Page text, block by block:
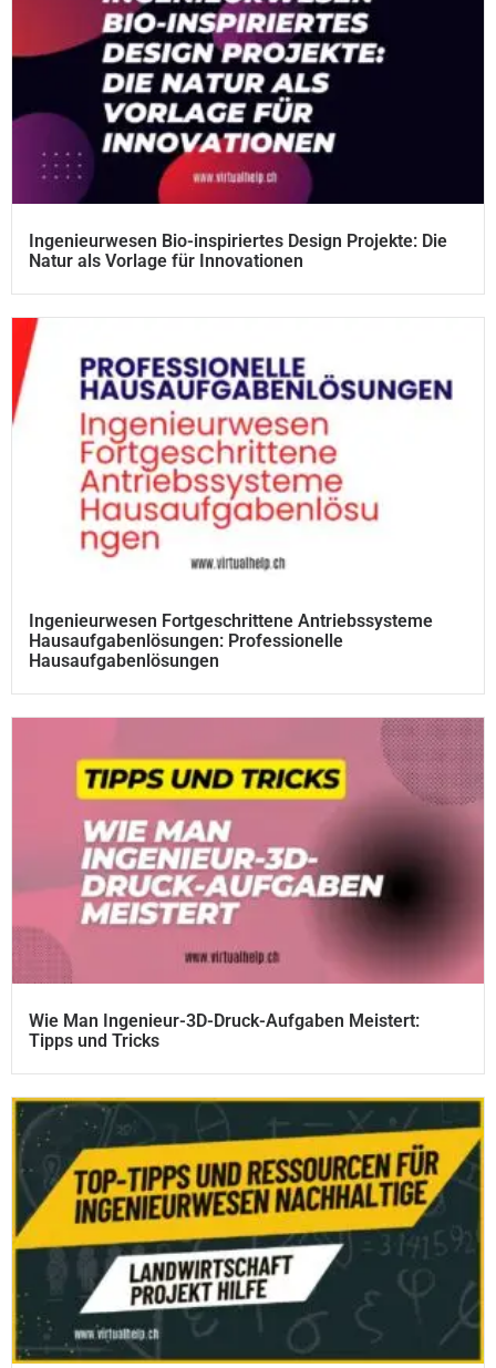
Ingenieurwesen Bio-inspiriertes Design Projekte: Die
Natur als Vorlage für Innovationen
Ingenieurwesen Fortgeschrittene Antriebssysteme
Hausaufgabenlösungen: Professionelle
Hausaufgabenlösungen
Wie Man Ingenieur-3D-Druck-Aufgaben Meistert:
Tipps und Tricks